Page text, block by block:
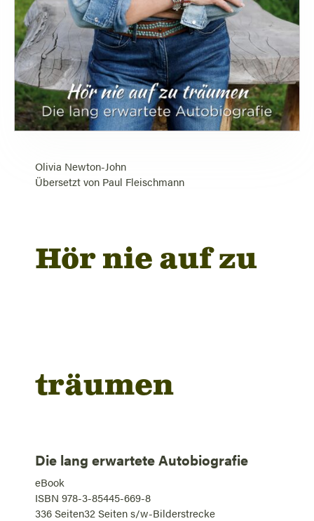
Olivia Newton-John
Übersetzt von Paul Fleischmann
Hör nie auf zu
träumen
Die lang erwartete Autobiografie
eBook
ISBN 978-3-85445-669-8
336 Seiten32 Seiten s/w-Bilderstrecke